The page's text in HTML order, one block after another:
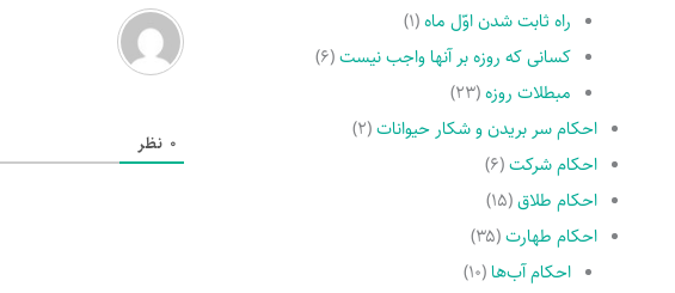
راه ثابت شدن اوّل ماه(۱)
کسانى که روزه بر آنها واجب نیست(۶)
مبطلات روزه(۲۳)
احکام سر بریدن و شکار حیوانات(۲)
احکام شرکت(۶)
احکام طلاق(۱۵)
احکام طهارت(۳۵)
احکام آب‌ها(۱۰)
0 نظر